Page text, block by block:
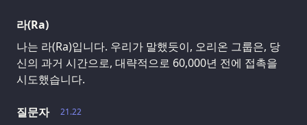
라(Ra)
나는 라(Ra)입니다. 우리가 말했듯이, 오리온 그룹은, 당
신의 과거 시간으로, 대략적으로 60,000년 전에 접촉을
시도했습니다.
21.22
질문자